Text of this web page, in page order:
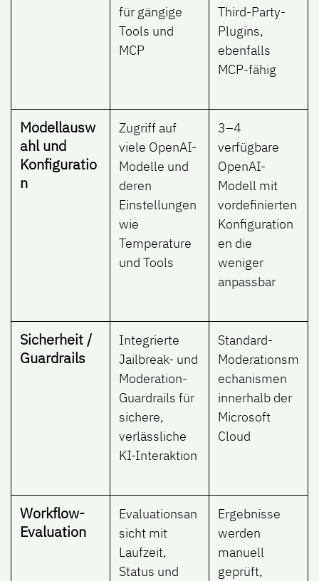
für gängige
Tools und
MCP
Third-Party-
Plugins,
ebenfalls
MCP-fähig
Modellausw
ahl und
Konfiguratio
n
Zugriff auf
viele OpenAI-
Modelle und
deren
Einstellungen
wie
Temperature
und Tools
3–4
verfügbare
OpenAI-
Modell mit
vordefinierten
Konfiguration
en die
weniger
anpassbar
Sicherheit /
Guardrails
Integrierte
Jailbreak- und
Moderation-
Guardrails für
sichere,
verlässliche
KI-Interaktion
Standard-
Moderationsm
echanismen
innerhalb der
Microsoft
Cloud
Workflow-
Evaluation
Evaluationsan
sicht mit
Laufzeit,
Status und
Ergebnisse
werden
manuell
geprüft,